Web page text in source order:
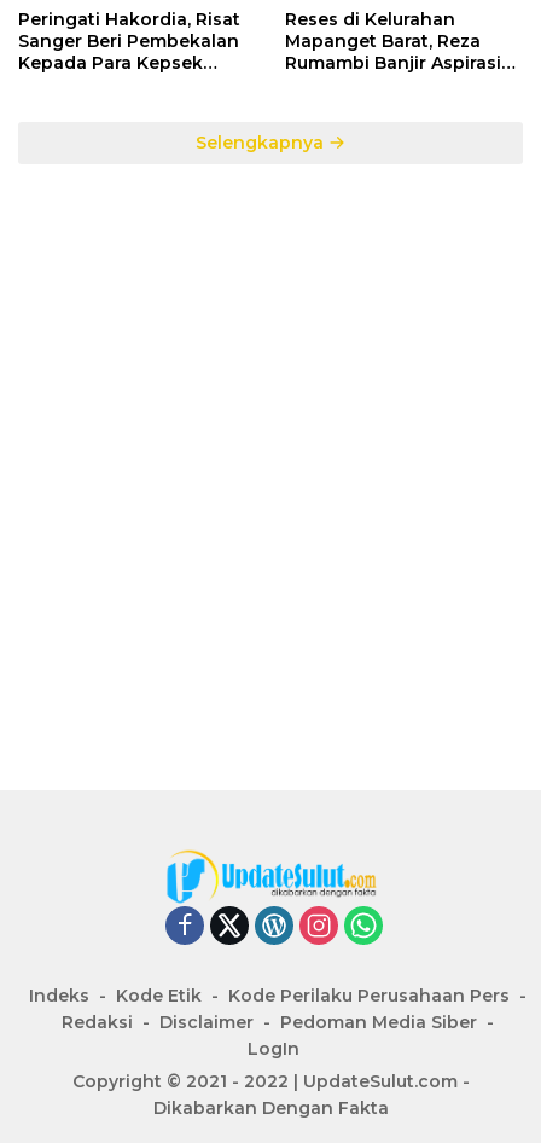
Peringati Hakordia, Risat
Sanger Beri Pembekalan
Kepada Para Kepsek
Reses di Kelurahan
Mapanget Barat, Reza
Rumambi Banjir Aspirasi
Selengkapnya
Indeks Kode Etik
Kode Perilaku Perusahaan Pers
Redaksi
Disclaimer
Pedoman Media Siber
LogIn
Copyright © 2021 - 2022 | UpdateSulut.com -
Dikabarkan Dengan Fakta